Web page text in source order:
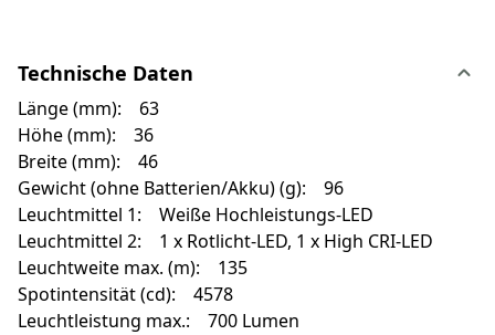
Technische Daten
Länge (mm): 63
Höhe (mm): 36
Breite (mm): 46
Gewicht (ohne Batterien/Akku) (g): 96
Leuchtmittel 1: Weiße Hochleistungs-LED
Leuchtmittel 2: 1 x Rotlicht-LED, 1 x High CRI-LED
Leuchtweite max. (m): 135
Spotintensität (cd): 4578
Leuchtleistung max.: 700 Lumen